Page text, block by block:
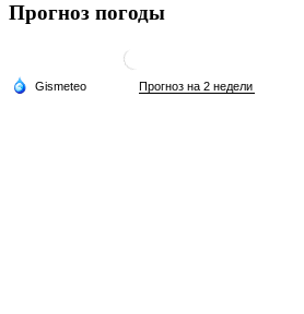
Прогноз погоды